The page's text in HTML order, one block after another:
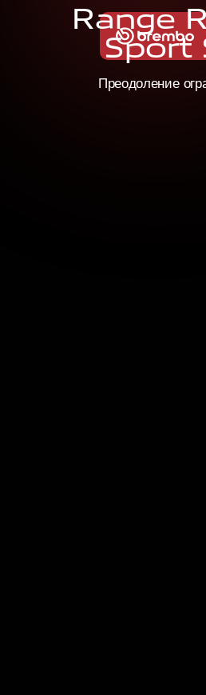
Range
Sport
Преодоление